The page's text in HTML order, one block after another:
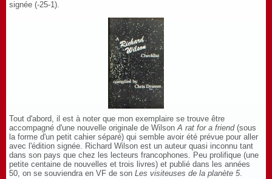
signée (-25-1).
Tout d'abord, il est à noter que mon exemplaire se trouve être
accompagné d'une nouvelle originale de WilsonA rat for a friend(sous
la forme d'un petit cahier séparé) qui semble avoir été prévue pour aller
avec l'édition signée. Richard Wilson est un auteur quasi inconnu tant
dans son pays que chez les lecteurs francophones. Peu prolifique (une
petite centaine de nouvelles et trois livres) et publié dans les années
50, on se souviendra en VF de son Les visiteuses de la planète 5.